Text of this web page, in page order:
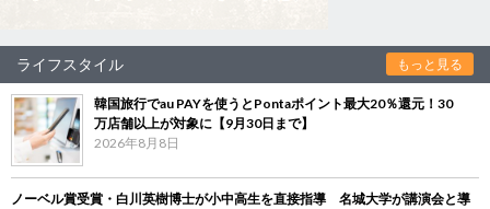
ライフスタイル もっと見る
韓国旅行でau PAYを使うとPontaポイント最大20％還元！30
万店舗以上が対象に【9月30日まで】
2026年8月8日
ノーベル賞受賞・白川英樹博士が小中高生を直接指導 名城大学が講演会と導